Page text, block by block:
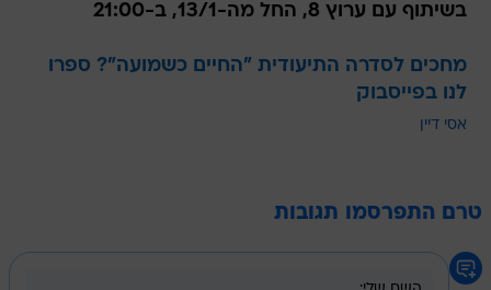
בשיתוף עם ערוץ 8, החל מה-13/1, ב-21:00
מחכים לסדרה התיעודית "החיים כשמועה"? ספרו
לנו בפייסבוק
אסי דיין
טרם התפרסמו תגובות